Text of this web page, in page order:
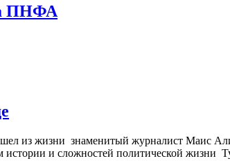
ПНФА
из жизни знаменитый журналист Маис
и сложностей политической жизни